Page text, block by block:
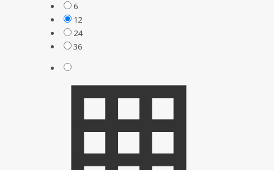
6
12
24
36